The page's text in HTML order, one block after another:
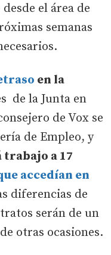
el área de
semanas
en la
de la Junta en
de Vox se
de Empleo, y
trabajo a 17
accedían en
diferencias de
serán de un
otras ocasiones.